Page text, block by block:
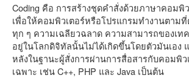
Coding คือ การสร้างชุดคำสั่งด้วยภาษาคอมพิ
เพื่อให้คอมพิวเตอร์หรือโปรแกรมทำงานตาม
ทุก ๆ ความเฉลียวฉลาด ความสามารถของเท
อยู่ในโลกดิจิทัลนั้นไม่ได้เกิดขึ้นโดยตัวมันเอง
หลังในฐานะผู้สั่งการผ่านการสื่อสารกับคอมพิว
เฉพาะ เช่น C++, PHP และ Java เป็นต้น